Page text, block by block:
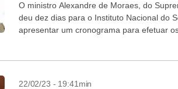
O ministro Alexandre de Moraes, do
deu dez dias para o Instituto Nacional do
apresentar um cronograma para efetuar
22/02/23 - 19:41min